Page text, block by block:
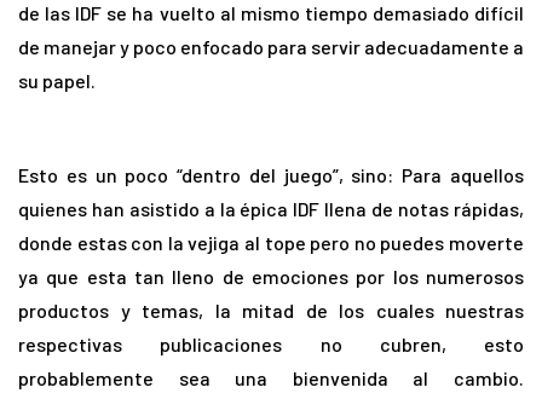
de las IDF se ha vuelto al mismo tiempo demasiado difícil
de manejar y poco enfocado para servir adecuadamente a
su papel.
Esto es un poco “dentro del juego”, sino: Para aquellos
quienes han asistido a la épica IDF llena de notas rápidas,
donde estas con la vejiga al tope pero no puedes moverte
ya que esta tan lleno de emociones por los numerosos
productos y temas, la mitad de los cuales nuestras
respectivas publicaciones no cubren, esto
probablemente sea una bienvenida al cambio.